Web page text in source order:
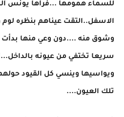
للسماء همومها ...فرأها يونس
الاسفل..التقت عيناهم بنظره
وشوق منه ....دون وعي منها بدأت
سريعا تختفي من عيونه
ويواسيها وينسي كل القيود
تلك العيون....